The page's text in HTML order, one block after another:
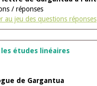
sur l'oeuvre
/ réponses
connaissances
/ réponses
n° 3
sur L’abbaye de